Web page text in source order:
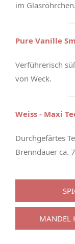
im Glasröhrchen.
Pure Vanille
Verführerisch
von Weck.
Weiss - Maxi
Durchgefärtes
Brenndauer ca.
MANDEL